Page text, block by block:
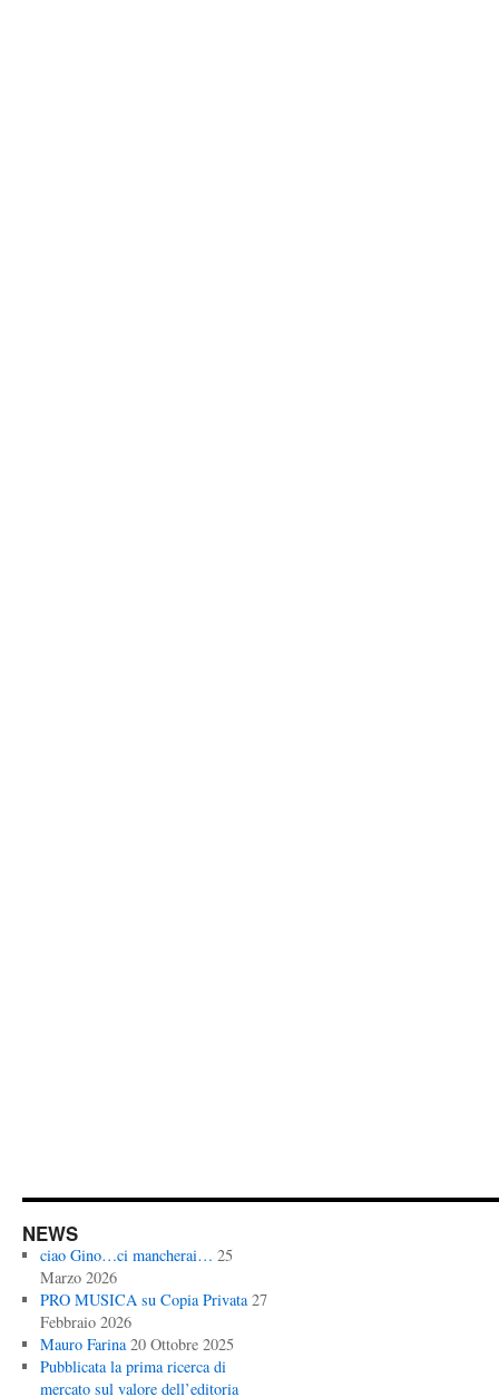
NEWS
ciao Gino…ci mancherai… 25
Marzo 2026
PRO MUSICA su Copia Privata 27
Febbraio 2026
Mauro Farina 20 Ottobre 2025
Pubblicata la prima ricerca di
mercato sul valore dell’editoria